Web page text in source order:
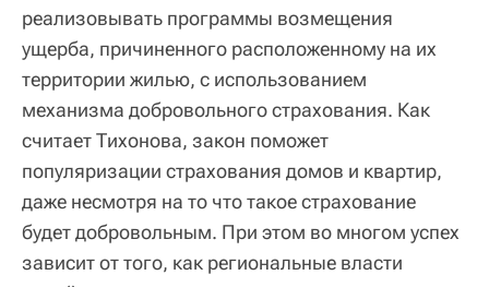
реализовывать программы возмещения
ущерба, причиненного расположенному на их
территории жилью, с использованием
механизма добровольного страхования. Как
считает Тихонова, закон поможет
популяризации страхования домов и квартир,
даже несмотря на то что такое страхование
будет добровольным. При этом во многом успех
зависит от того, как региональные власти